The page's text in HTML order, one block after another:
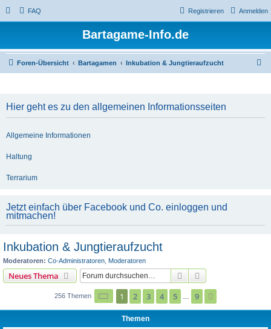
FAQ Anmelden
Registrieren
Bartagame-Info.de
Foren-Übersicht Bartagamen Inkubation & Jungtieraufzucht
e
Hier geht es zu den allgemeinen Informationsseiten
Allgemeine Informationen
Haltung
Terrarium
Jetzt einfach über Facebook und Co. einloggen und
mitmachen!
Inkubation & Jungtieraufzucht
Moderatoren: Co-Administratoren Moderatoren
Neues Thema Suche
256 Themen Seite 1von
1 2 3 4 5 9
Themen